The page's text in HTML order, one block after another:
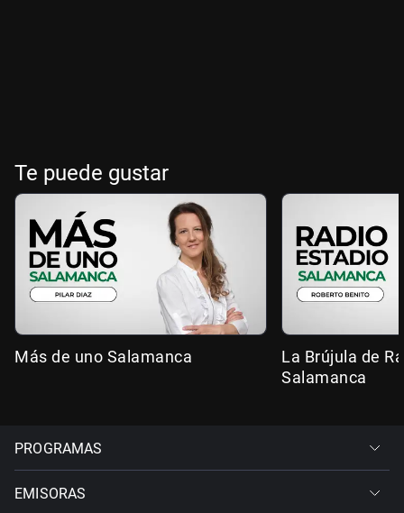
Te puede gustar
Más de uno Salamanca
La Brújula de
Salamanca
PROGRAMAS
EMISORAS